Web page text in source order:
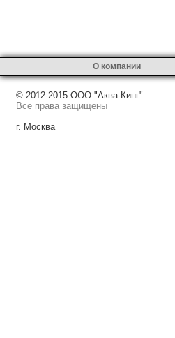
О компании
© 2012-2015 ООО "Аква-Кинг"
Все права защищены
г. Москва